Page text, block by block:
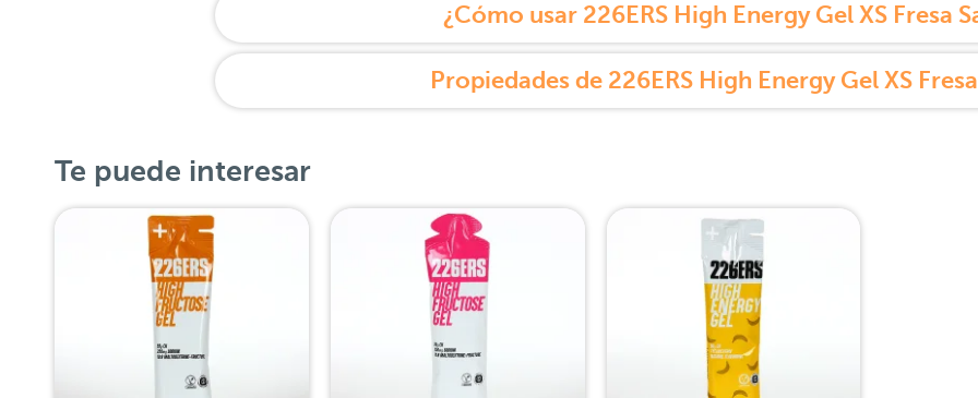
¿Cómo usar 226ERS High Energy Gel XS Fresa
Propiedades de 226ERS High Energy Gel XS
Te puede interesar